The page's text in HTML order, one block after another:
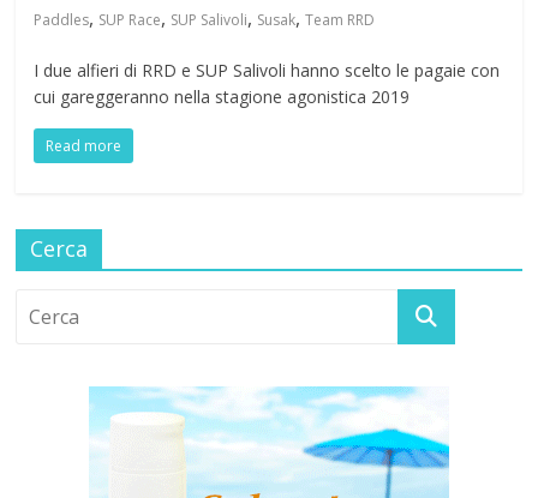
Paddles, SUP Race, SUP Salivoli, Susak,Team RRD
I due alfieri di RRD e SUP Salivoli hanno scelto le pagaie con
cui gareggeranno nella stagione agonistica 2019
Read more
Cerca